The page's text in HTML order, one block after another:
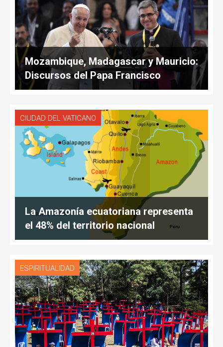
Mozambique, Madagascar y Mauricio:
Discursos del Papa Francisco
CIUDAD DEL VATICANO
La Amazonía ecuatoriana representa
el 48% del territorio nacional
ESPIRITUALIDAD